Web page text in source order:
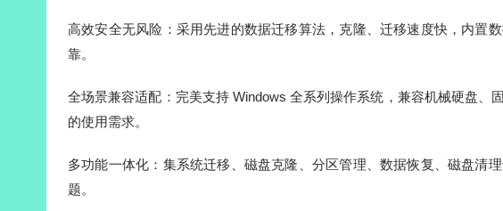
高效安全无风险：采用先进的数据迁移算法，克隆、迁移速度快，内置
靠。
全场景兼容适配：完美支持 Windows 全系列操作系统，兼容机械硬盘、
的使用需求。
多功能一体化：集系统迁移、磁盘克隆、分区管理、数据恢复、磁盘清
题。